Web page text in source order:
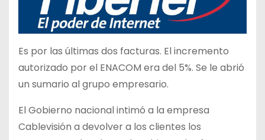
Es por las últimas dos facturas. El incremento
autorizado por el ENACOM era del 5%. Se le abrió
un sumario al grupo empresario.
El Gobierno nacional intimó a la empresa
Cablevisión a devolver a los clientes los